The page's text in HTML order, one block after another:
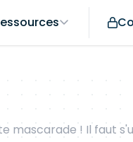
mascarade ! Il faut